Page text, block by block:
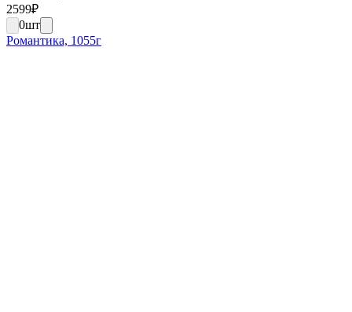
2599₽
0шт
Романтика, 1055г